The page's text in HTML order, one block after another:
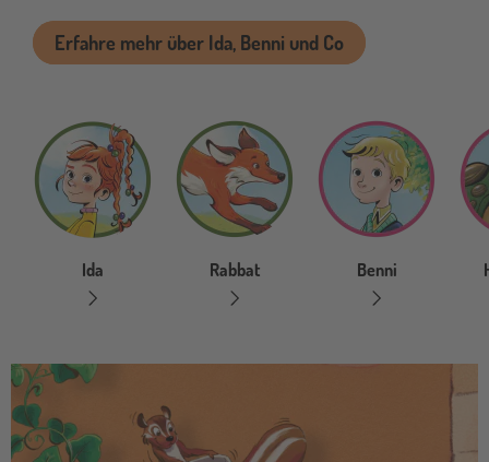
Erfahre mehr über Ida, Benni und Co
Ida Rabbat Benni
newsletter